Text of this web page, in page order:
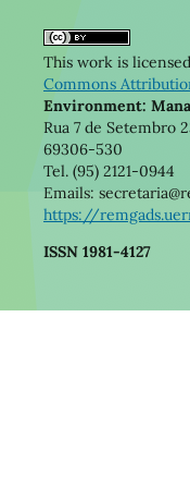
This work is
Commons
Environment:
Rua 7 de Setembro
69306-530
Tel. (95) 2121-0944
Emails:
https://
ISSN 1981-4127